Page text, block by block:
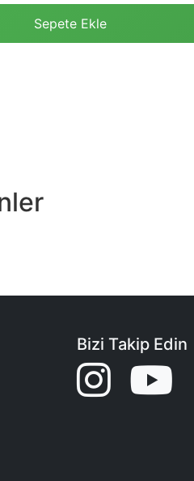
Sepete Ekle
Bizi Takip Edin